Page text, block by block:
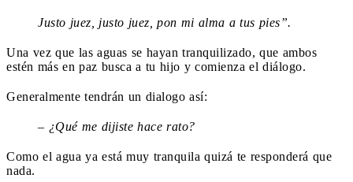
Justo juez, justo juez, pon mi alma a tus pies”.
Una vez que las aguas se hayan tranquilizado, que ambos
estén más en paz busca a tu hijo y comienza el diálogo.
Generalmente tendrán un dialogo así:
– ¿Qué me dijiste hace rato?
Como el agua ya está muy tranquila quizá te responderá que
nada.